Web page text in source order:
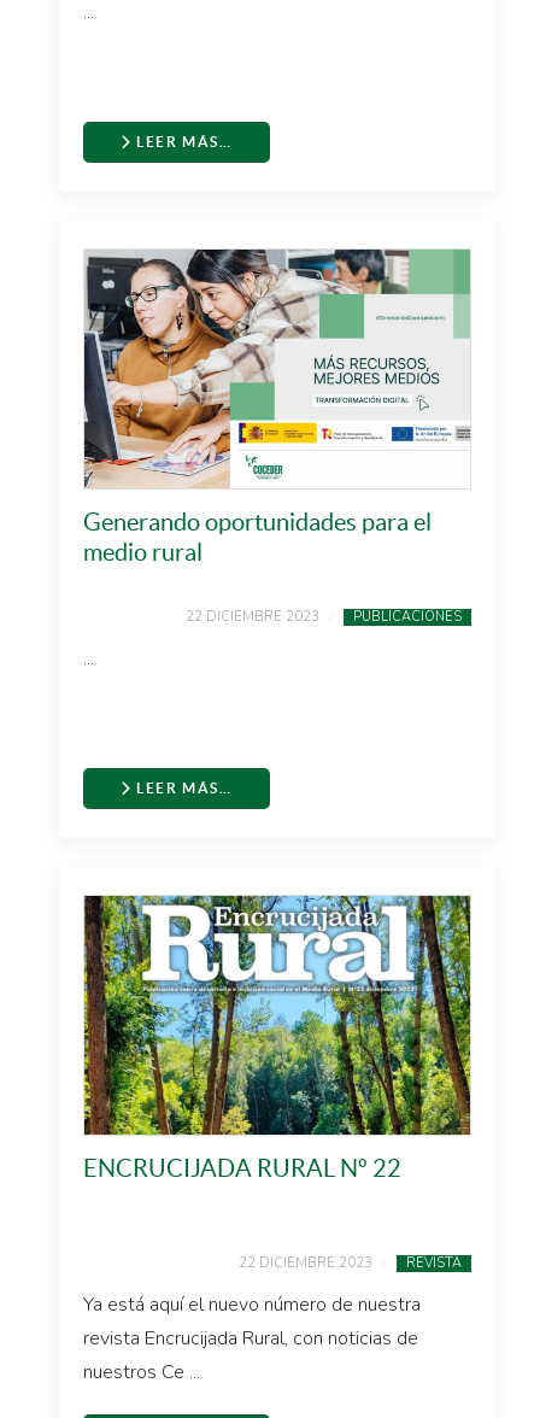
...
LEER MÁS…
Generando oportunidades para el
medio rural
22 DICIEMBRE 2023 PUBLICACIONES
...
LEER MÁS…
ENCRUCIJADA RURAL Nº 22
22 DICIEMBRE 2023 REVISTA
Ya está aquí el nuevo número de nuestra
revista Encrucijada Rural, con noticias de
nuestros Ce ...